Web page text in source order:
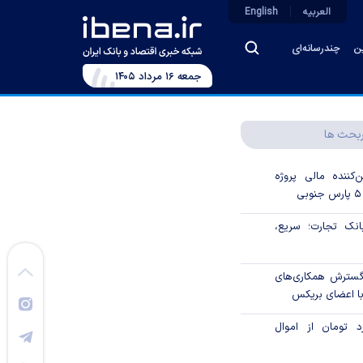
چندرسانه‌ای
العربیه English
جمعه ۱۶ مرداد ۱۴۰۵
ها
مالی پروژه
تجارت؛ سریع،
گسترش همکاری‌های
اعضای بریکس
میلیارد تومان از اموال